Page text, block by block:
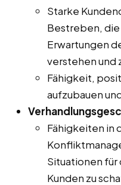
Starke
Bestreben,
Erwartungen
verstehen und
Fähigkeit,
aufzubauen
Fähigkeiten in
Situationen für
Kunden zu